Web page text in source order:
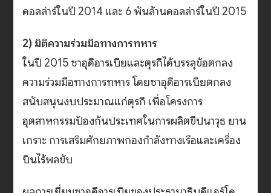
ดอลล่าร์ในปี 2014 และ 6 พันล้านดอลล่าร์ในปี 2015
2) มิติความร่วมมือทางการทหาร
ในปี 2015 ซาอุดีอารเบียและตุรกีได้บรรลุข้อตกลง
ความร่วมมือทางการทหาร โดยซาอุดีอารเบียตกลง
สนับสนุนงบประมาณแก่ตุรกี เพื่อโครงการ
อุตสาหกรรมป้องกันประเทศในการผลิตขีปนาวุธ ยาน
เกราะ การเสริมศักยภาพกองกำลังทางเรือและเครื่อง
บินไร้พลขับ